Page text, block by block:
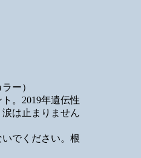
ー）
。2019年遺伝性
は止まりません
でください。根